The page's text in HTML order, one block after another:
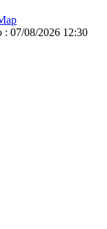
: 07/08/2026 12:30